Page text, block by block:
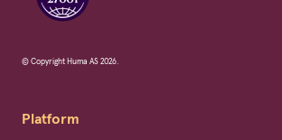
© Copyright Huma AS 2026.
Platform